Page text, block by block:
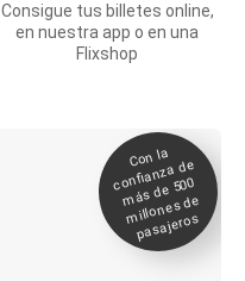
Consigue tus billetes online,
en nuestra app o en una
Flixshop
Con la
confianza de
más de 500
millones de
pasajeros